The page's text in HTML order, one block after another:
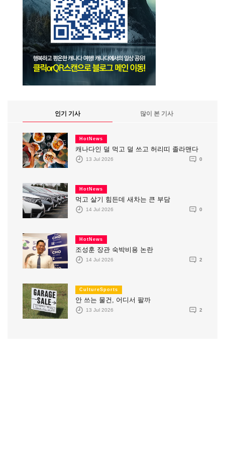
인기 기사 많이 본 기사
HotNews
캐나다인 덜 먹고 덜 쓰고 허리띠 졸라맨다
13 Jul 2026 0
HotNews
먹고 살기 힘든데 새차는 큰 부담
14 Jul 2026 0
HotNews
조성훈 장관 숙박비용 논란
14 Jul 2026 2
CultureSports
안 쓰는 물건, 어디서 팔까
13 Jul 2026 2